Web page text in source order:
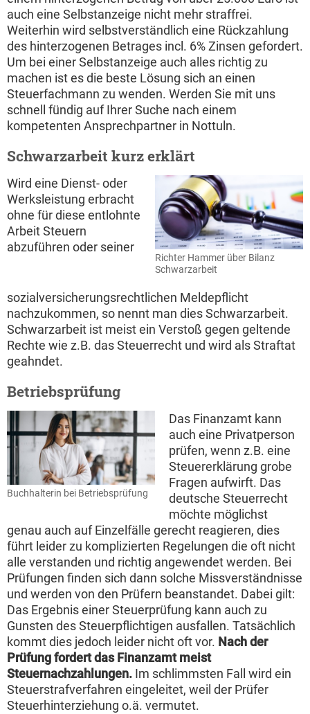
auch eine Selbstanzeige nicht mehr straffrei.
Weiterhin wird selbstverständlich eine Rückzahlung
des hinterzogenen Betrages incl. 6% Zinsen gefordert.
Um bei einer Selbstanzeige auch alles richtig zu
machen ist es die beste Lösung sich an einen
Steuerfachmann zu wenden. Werden Sie mit uns
schnell fündig auf Ihrer Suche nach einem
kompetenten Ansprechpartner in Nottuln.
Schwarzarbeit kurz erklärt
Richter Hammer über Bilanz
Schwarzarbeit
Wird eine Dienst- oder
Werksleistung erbracht
ohne für diese entlohnte
Arbeit Steuern
abzuführen oder seiner
sozialversicherungsrechtlichen Meldepflicht
nachzukommen, so nennt man dies Schwarzarbeit.
Schwarzarbeit ist meist ein Verstoß gegen geltende
Rechte wie z.B. das Steuerrecht und wird als Straftat
geahndet.
Betriebsprüfung
Buchhalterin bei Betriebsprüfung
Das Finanzamt kann
auch eine Privatperson
prüfen, wenn z.B. eine
Steuererklärung grobe
Fragen aufwirft. Das
deutsche Steuerrecht
möchte möglichst
genau auch auf Einzelfälle gerecht reagieren, dies
führt leider zu komplizierten Regelungen die oft nicht
alle verstanden und richtig angewendet werden. Bei
Prüfungen finden sich dann solche Missverständnisse
und werden von den Prüfern beanstandet. Dabei gilt:
Das Ergebnis einer Steuerprüfung kann auch zu
Gunsten des Steuerpflichtigen ausfallen. Tatsächlich
kommt dies jedoch leider nicht oft vor. Nach der
Prüfung fordert das Finanzamt meist
Steuernachzahlungen. Im schlimmsten Fall wird ein
Steuerstrafverfahren eingeleitet, weil der Prüfer
Steuerhinterziehung o.ä. vermutet.